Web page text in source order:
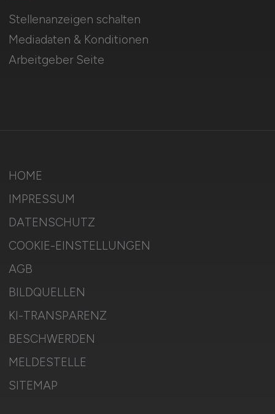
Stellenanzeigen schalten
Mediadaten & Konditionen
Arbeitgeber Seite
HOME
IMPRESSUM
DATENSCHUTZ
COOKIE-EINSTELLUNGEN
AGB
BILDQUELLEN
KI-TRANSPARENZ
BESCHWERDEN
MELDESTELLE
SITEMAP